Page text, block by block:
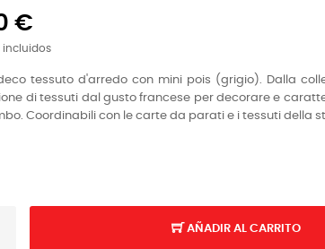
€
incluidos
tessuto d'arredo con mini pois (grigio). Dalla
di tessuti dal gusto francese per decorare e
Coordinabili con le carte da parati e i tessuti della
AÑADIR AL CARRITO